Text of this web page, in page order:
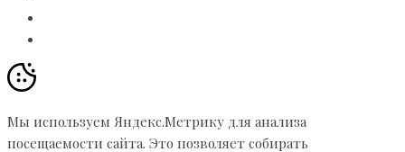
Мы используем Яндекс.Метрику для анализа
посещаемости сайта. Это позволяет собирать